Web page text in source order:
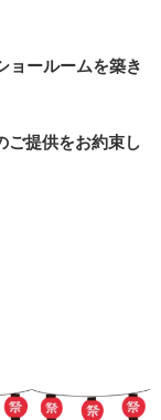
ョールームを築き
ご提供をお約束し